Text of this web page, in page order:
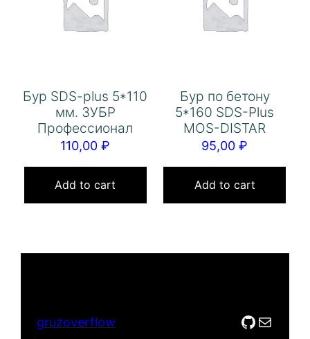
Бур SDS-plus 5*110
мм. ЗУБР
Профессионал
110,00₽
Add to cart
Бур по бетону
5*160 SDS-Plus
MOS-DISTAR
95,00₽
Add to cart
gruzoverflow GitHub
Mail